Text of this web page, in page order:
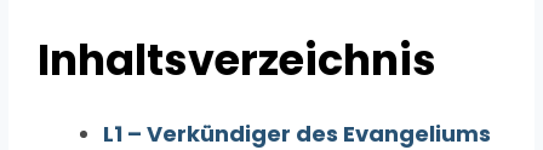
Inhaltsverzeichnis
L1 – Verkündiger des Evangeliums